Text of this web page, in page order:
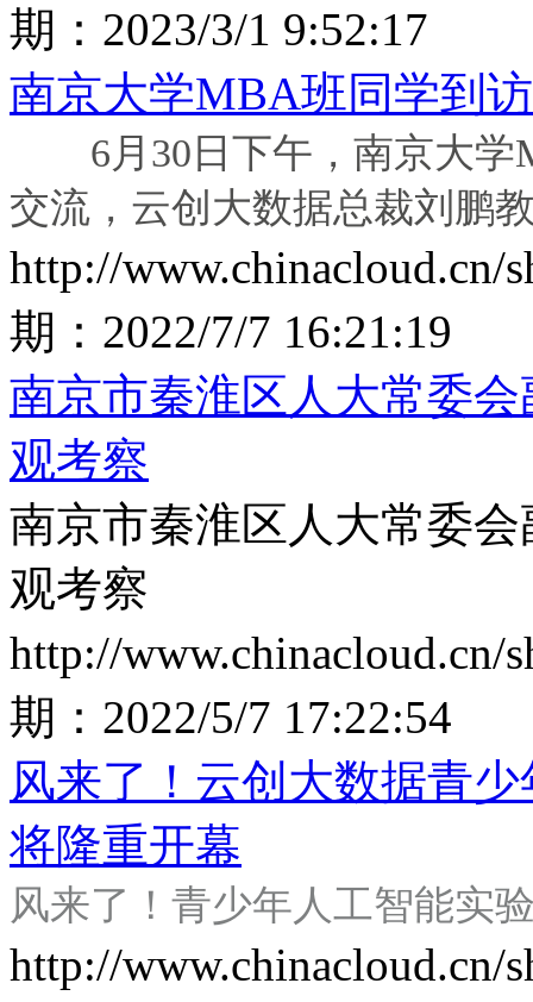
期： 2023/3/1 9:52:17
南京大学MBA班同学到
6月30日下午，南京大学
交流，云创大数据总裁刘鹏
http://www.chinacloud.cn/
期： 2022/7/7 16:21:19
南京市秦淮区人大常委
观考察
南京市秦淮区人大常委
观考察
http://www.chinacloud.cn/
期： 2022/5/7 17:22:54
风来了！云创大数据青
将隆重开幕
风来了！青少年人工智能实
http://www.chinacloud.cn/